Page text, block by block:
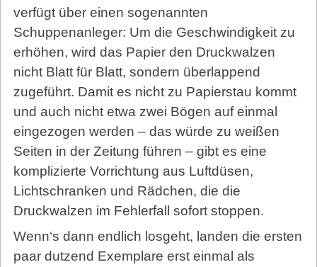
verfügt über einen sogenannten
Schuppenanleger: Um die Geschwindigkeit zu
erhöhen, wird das Papier den Druckwalzen
nicht Blatt für Blatt, sondern überlappend
zugeführt. Damit es nicht zu Papierstau kommt
und auch nicht etwa zwei Bögen auf einmal
eingezogen werden – das würde zu weißen
Seiten in der Zeitung führen – gibt es eine
komplizierte Vorrichtung aus Luftdüsen,
Lichtschranken und Rädchen, die die
Druckwalzen im Fehlerfall sofort stoppen.
Wenn‘s dann endlich losgeht, landen die ersten
paar dutzend Exemplare erst einmal als